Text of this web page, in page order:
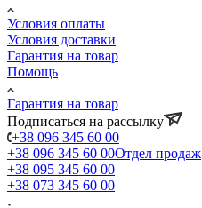
Условия оплаты
Условия доставки
Гарантия на товар
Помощь
Гарантия на товар
Подписаться на рассылку
+38 096 345 60 00
+38 096 345 60 00Отдел продаж
+38 095 345 60 00
+38 073 345 60 00